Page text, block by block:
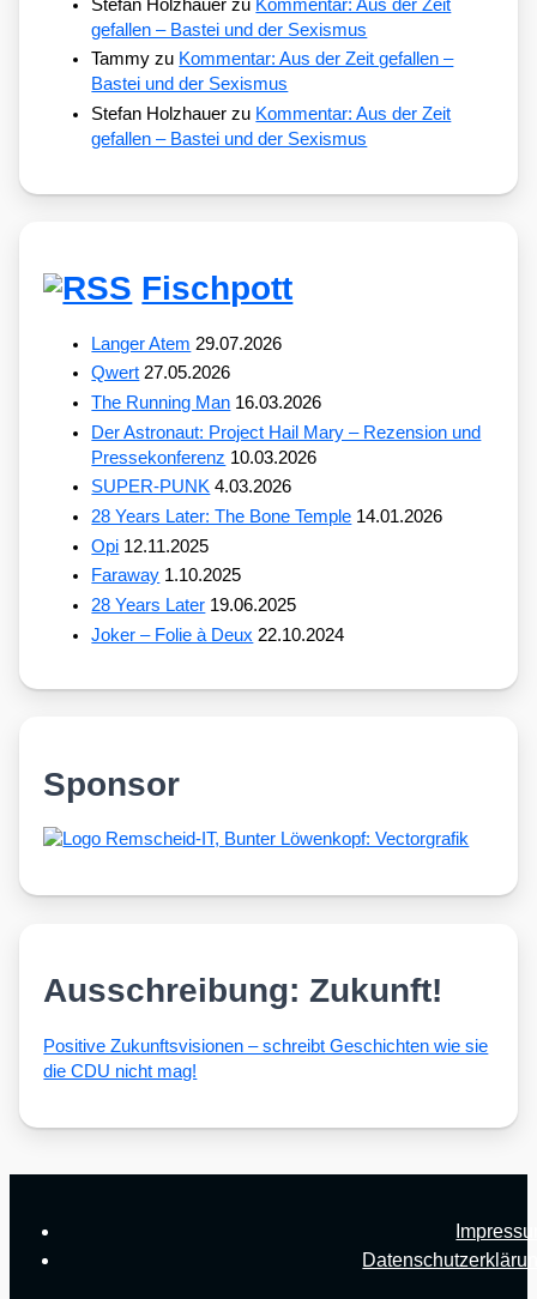
Stefan Holzhauer zu Kommentar: Aus der Zeit
gefallen – Bastei und der Sexismus
Tammy zu Kommentar: Aus der Zeit gefallen –
Bastei und der Sexismus
Stefan Holzhauer zu Kommentar: Aus der Zeit
gefallen – Bastei und der Sexismus
Fischpott
Langer Atem 29.07.2026
Qwert 27.05.2026
The Running Man 16.03.2026
Der Astronaut: Project Hail Mary – Rezension und
Pressekonferenz 10.03.2026
SUPER-PUNK 4.03.2026
28 Years Later: The Bone Temple 14.01.2026
Opi 12.11.2025
Faraway 1.10.2025
28 Years Later 19.06.2025
Joker – Folie à Deux 22.10.2024
Sponsor
Ausschreibung: Zukunft!
Posi­ti­ve Zukunfts­vi­sio­nen – schreibt Geschich­ten wie sie
die CDU nicht mag!